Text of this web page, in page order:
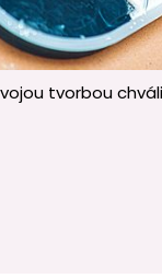
tvorbou